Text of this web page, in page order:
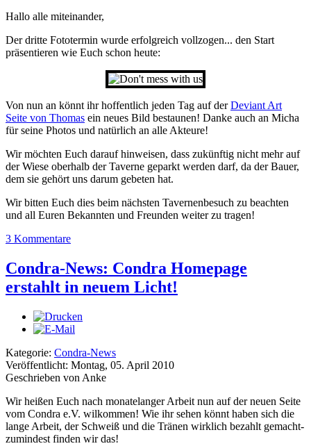
Hallo alle miteinander,
Der dritte Fototermin wurde erfolgreich vollzogen... den Start
präsentieren wie Euch schon heute:
Von nun an könnt ihr hoffentlich jeden Tag auf derDeviant Art
Seite von Thomas ein neues Bild bestaunen! Danke auch an Micha
für seine Photos und natürlich an alle Akteure!
Wir möchten Euch darauf hinweisen, dass zukünftig nicht mehr auf
der Wiese oberhalb der Taverne geparkt werden darf, da der Bauer,
dem sie gehört uns darum gebeten hat.
Wir bitten Euch dies beim nächsten Tavernenbesuch zu beachten
und all Euren Bekannten und Freunden weiter zu tragen!
3 Kommentare
Condra-News: Condra Homepage
erstahlt in neuem Licht!
Kategorie: Condra-News
Veröffentlicht: Montag, 05. April 2010
Geschrieben von Anke
Wir heißen Euch nach monatelanger Arbeit nun auf der neuen Seite
vom Condra e.V. wilkommen! Wie ihr sehen könnt haben sich die
lange Arbeit, der Schweiß und die Tränen wirklich bezahlt gemacht-
zumindest finden wir das!